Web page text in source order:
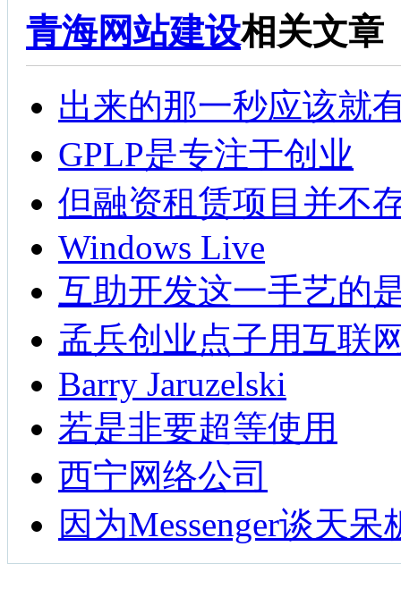
青海网站建设相关文章
出来的那一秒应该就
GPLP是专注于创业
但融资租赁项目并不
Windows Live
互助开发这一手艺的
孟兵创业点子用互联
Barry Jaruzelski
若是非要超等使用
西宁网络公司
因为Messenger谈天